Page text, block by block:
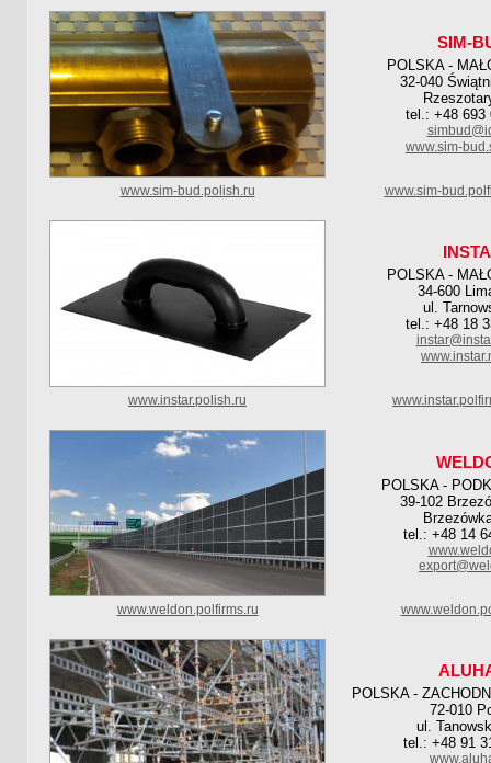
SIM-
POLSKA -
32-040
tel.: +48 693
www.sim-
www.sim-bud.polish.ru www.sim-
POLSKA -
34-600
ul.
tel.: +48 18
www.instar.polish.ru
POLSKA -
39-102
tel.: +48 14
www.weldon.polfirms.ru
POLSKA -
72-010
ul.
tel.: +48 91